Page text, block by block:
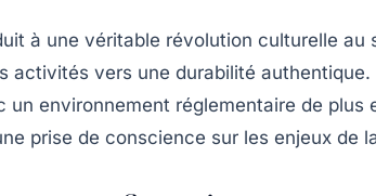
à une véritable révolution culturelle au
activités vers une durabilité authentique.
environnement réglementaire de plus
prise de conscience sur les enjeux de